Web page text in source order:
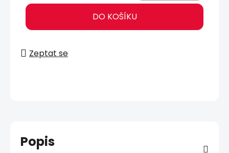
Měrná cena: DO KOŠÍKU
Zeptat se
Popis